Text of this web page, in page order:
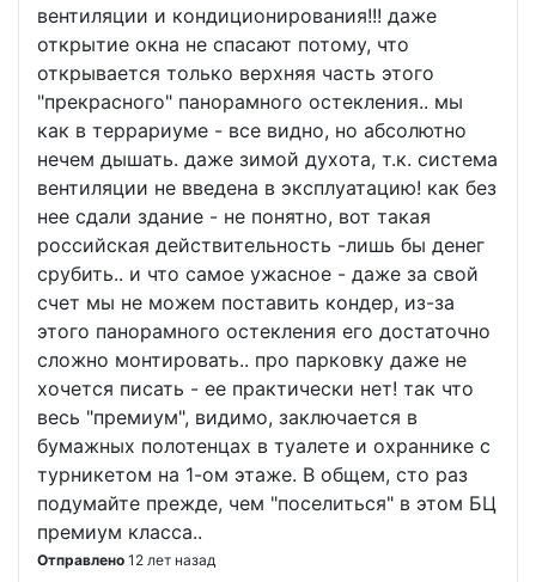
вентиляции и кондиционирования!!! даже
открытие окна не спасают потому, что
открывается только верхняя часть этого
"прекрасного" панорамного остекления.. мы
как в террариуме - все видно, но абсолютно
нечем дышать. даже зимой духота, т.к. система
вентиляции не введена в эксплуатацию! как без
нее сдали здание - не понятно, вот такая
российская действительность -лишь бы денег
срубить.. и что самое ужасное - даже за свой
счет мы не можем поставить кондер, из-за
этого панорамного остекления его достаточно
сложно монтировать.. про парковку даже не
хочется писать - ее практически нет! так что
весь "премиум", видимо, заключается в
бумажных полотенцах в туалете и охраннике с
турникетом на 1-ом этаже. В общем, сто раз
подумайте прежде, чем "поселиться" в этом БЦ
премиум класса..
Отправлено 12 лет назад